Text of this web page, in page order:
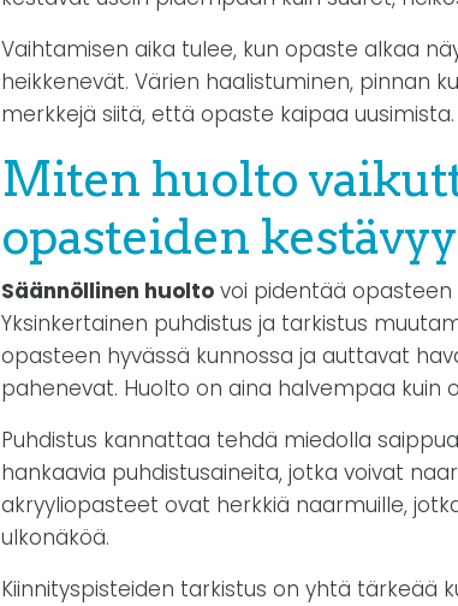
Vaihtamisen aika tulee, kun opaste alkaa
heikkenevät. Värien haalistuminen, pinnan
merkkejä siitä, että opaste kaipaa uusimista.
Miten huolto
opasteiden
Säännöllinen huolto voi pidentää opasteen
Yksinkertainen puhdistus ja tarkistus
opasteen hyvässä kunnossa ja auttavat
pahenevat. Huolto on aina halvempaa kuin
Puhdistus kannattaa tehdä miedolla
hankaavia puhdistusaineita, jotka voivat
akryyliopasteet ovat herkkiä naarmuille,
ulkonäköä.
Kiinnityspisteiden tarkistus on yhtä tärkeää